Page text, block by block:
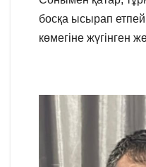
босқа ысырап
көмегіне жүгінген